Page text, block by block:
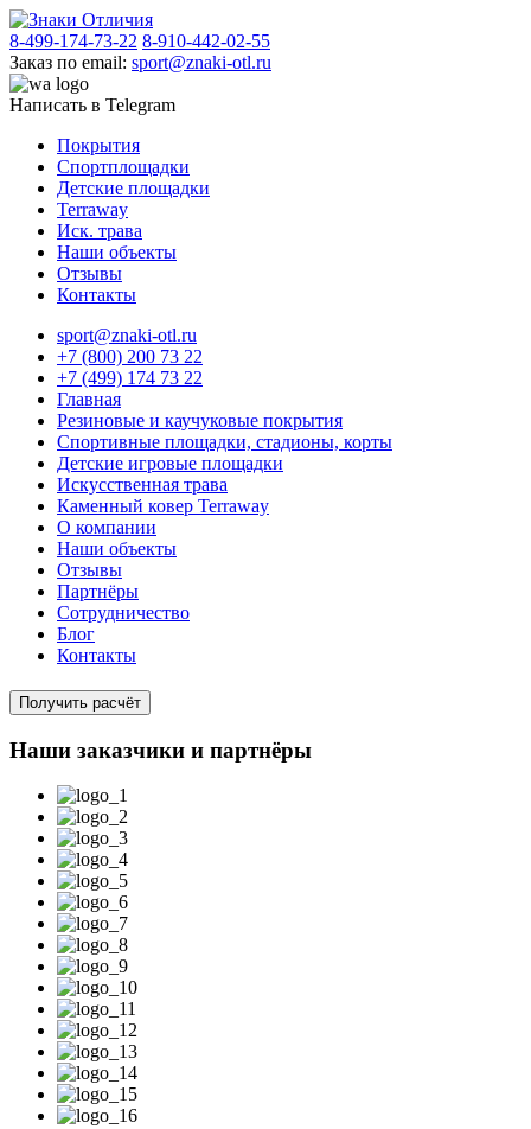
8-499-174-73-22 8-910-442-02-55
Заказ по email: sport@znaki-otl.ru
Написать в Telegram
Покрытия
Спортплощадки
Детские площадки
Terraway
Иск. трава
Наши объекты
Отзывы
Контакты
sport@znaki-otl.ru
+7 (800) 200 73 22
+7 (499) 174 73 22
Главная
Резиновые и каучуковые покрытия
Спортивные площадки, стадионы, корты
Детские игровые площадки
Искусственная трава
Каменный ковер Terraway
О компании
Наши объекты
Отзывы
Партнёры
Сотрудничество
Блог
Контакты
Получить расчёт
Наши заказчики и партнёры